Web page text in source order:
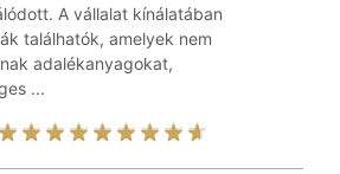
A vállalat kínálatában
találhatók, amelyek nem
adalékanyagokat,
...